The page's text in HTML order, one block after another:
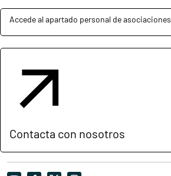
Accede al apartado personal de asociaciones
Contacta con nosotros